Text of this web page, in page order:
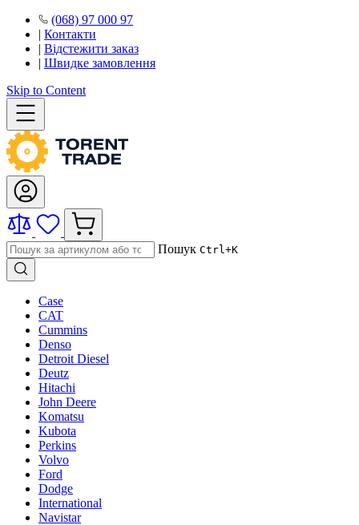
(068) 97 000 97
| Контакти
| Відстежити заказ
| Швидке замовлення
Skip to Content
Пошук Ctrl+K
Case
CAT
Cummins
Denso
Detroit Diesel
Deutz
Hitachi
John Deere
Komatsu
Kubota
Perkins
Volvo
Ford
Dodge
International
Navistar